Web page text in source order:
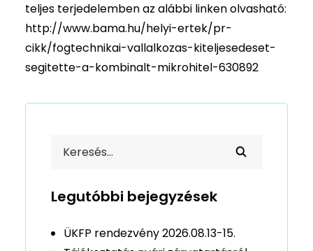
teljes terjedelemben az alábbi linken olvasható:
http://www.bama.hu/helyi-ertek/pr-
cikk/fogtechnikai-vallalkozas-kiteljesedeset-
segitette-a-kombinalt-mikrohitel-630892
Legutóbbi bejegyzések
ÜKFP rendezvény 2026.08.13-15.